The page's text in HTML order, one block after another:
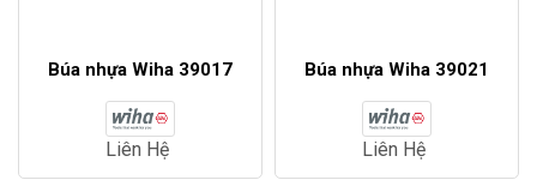
Búa nhựa Wiha 39017
Liên Hệ
Búa nhựa Wiha 39021
Liên Hệ